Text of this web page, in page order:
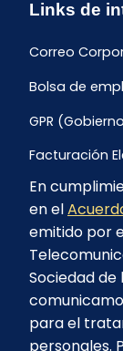
Links de
Correo
Bolsa de
GPR
Facturación
Archivo
Portal
Proyecto
Contratación
Reglamento
En
en el
emitido por
Sociedad
para el
personales.